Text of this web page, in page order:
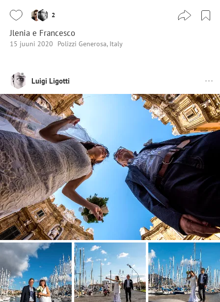
2
Jlenia e Francesco
15 juuni 2020 Polizzi Generosa, Italy
Luigi Ligotti